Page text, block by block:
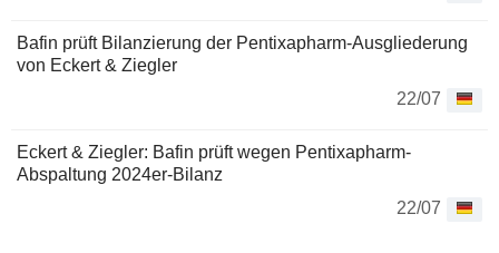
Bafin prüft Bilanzierung der Pentixapharm-Ausgliederung
von Eckert & Ziegler
22/07
Eckert & Ziegler: Bafin prüft wegen Pentixapharm-
Abspaltung 2024er-Bilanz
22/07